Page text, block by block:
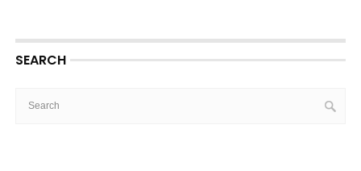
SEARCH